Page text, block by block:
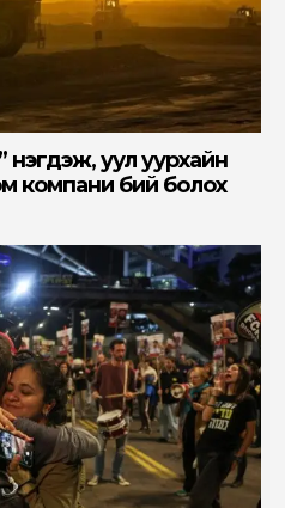
нэгдэж, уул уурхайн
компани бий болох